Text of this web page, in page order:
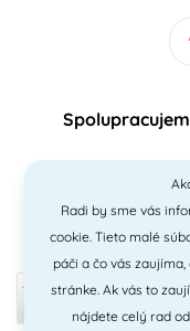
Bezpečný a
Radi by sme vás
cookie. Tieto malé
páči a čo vás
stránke. Ak vás to
nájdete celý rad